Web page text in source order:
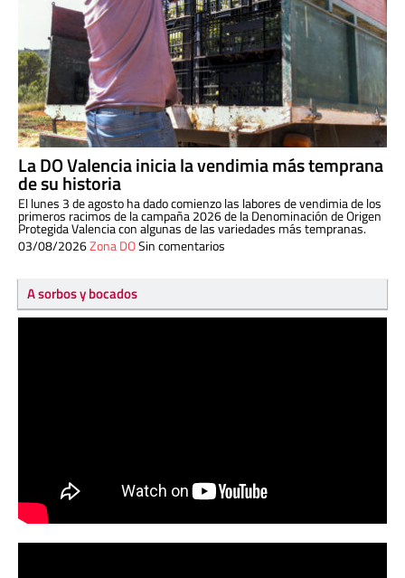
La DO Valencia inicia la vendimia más temprana
de su historia
El lunes 3 de agosto ha dado comienzo las labores de vendimia de los
primeros racimos de la campaña 2026 de la Denominación de Origen
Protegida Valencia con algunas de las variedades más tempranas.
03/08/2026Zona DOSin comentarios
A sorbos y bocados